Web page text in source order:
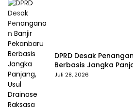
DPRD Desak
Berbasis Jangka
Raksasa dan Kolam
Juli 28, 2026